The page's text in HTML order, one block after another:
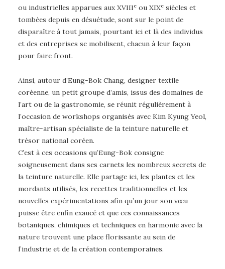
ou industrielles apparues aux XVIIIe ou XIXe siècles et
tombées depuis en désuétude, sont sur le point de
disparaître à tout jamais, pourtant ici et là des individus
et des entreprises se mobilisent, chacun à leur façon
pour faire front.
Ainsi, autour d’Eung-Bok Chang, designer textile
coréenne, un petit groupe d’amis, issus des domaines de
l’art ou de la gastronomie, se réunit régulièrement à
l’occasion de workshops organisés avec Kim Kyung Yeol,
maître-artisan spécialiste de la teinture naturelle et
trésor national coréen.
C’est à ces occasions qu’Eung-Bok consigne
soigneusement dans ses carnets les nombreux secrets de
la teinture naturelle. Elle partage ici, les plantes et les
mordants utilisés, les recettes traditionnelles et les
nouvelles expérimentations afin qu’un jour son vœu
puisse être enfin exaucé et que ces connaissances
botaniques, chimiques et techniques en harmonie avec la
nature trouvent une place florissante au sein de
l’industrie et de la création contemporaines.